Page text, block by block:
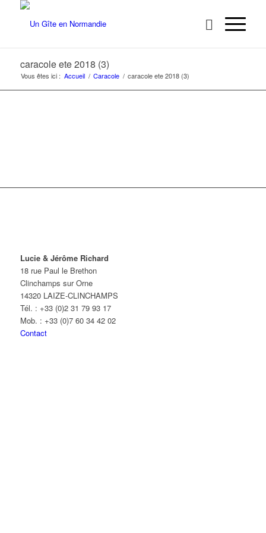
caracole ete 2018 (3)
Vous êtes ici : Accueil / Caracole / caracole ete 2018 (3)
Lucie & Jérôme Richard
18 rue Paul le Brethon
Clinchamps sur Orne
14320 LAIZE-CLINCHAMPS
Tél. : +33 (0)2 31 79 93 17
Mob. : +33 (0)7 60 34 42 02
Contact